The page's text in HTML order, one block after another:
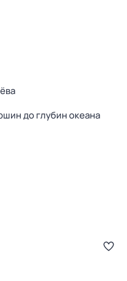
до глубин океана